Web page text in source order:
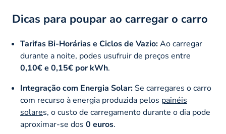
Dicas para poupar ao carregar o carro
Tarifas Bi-Horárias e Ciclos de Vazio:Ao carregar
durante a noite, podes usufruir de preços entre
0,10€ e 0,15€ por kWh.
Integração com Energia Solar: Se carregares o carro
com recurso à energia produzida pelos painéis
solares, o custo de carregamento durante o dia pode
aproximar-se dos 0 euros.